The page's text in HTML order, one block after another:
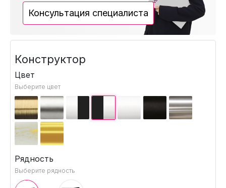
Консультация специалиста
Конструктор
Цвет
Выберите цвет
Рядность
Выберите рядность